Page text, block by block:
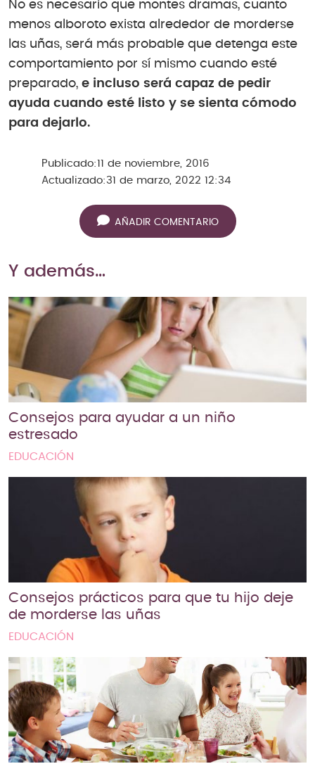
No es necesario que montes dramas, cuanto
menos alboroto exista alrededor de morderse
las uñas, será más probable que detenga este
comportamiento por sí mismo cuando esté
preparado, e incluso será capaz de pedir
ayuda cuando esté listo y se sienta cómodo
para dejarlo.
Publicado:11 de noviembre, 2016
Actualizado: 31 de marzo, 2022 12:34
AÑADIR COMENTARIO
Y además…
Consejos para ayudar a un niño
estresado
EDUCACIÓN
Consejos prácticos para que tu hijo deje
de morderse las uñas
EDUCACIÓN